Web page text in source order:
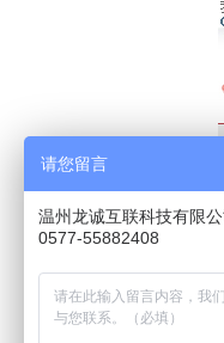
请您留言
温州龙诚互联科技有限公
0577-55882408